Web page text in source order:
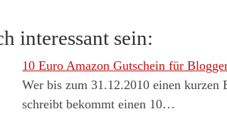
interessant sein:
10 Euro Amazon Gutschein für
Wer bis zum 31.12.2010 einen kurzen
schreibt bekommt einen 10…